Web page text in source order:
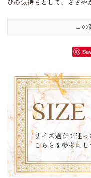
びの気持ちとして、ささや
この